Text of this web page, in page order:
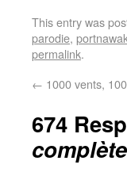
This entry was
parodie,
permalink.
← 1000 vents,
674